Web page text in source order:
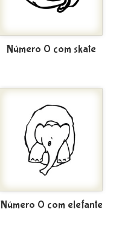
Número 0 com skate
Número 0 com elefante